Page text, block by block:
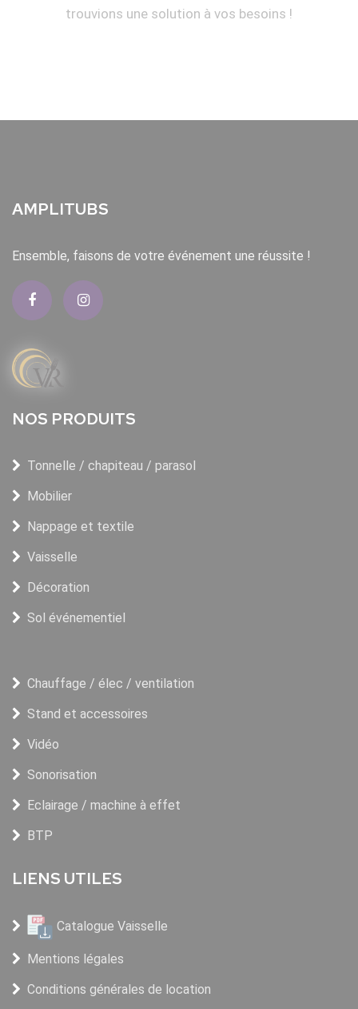
trouvions une solution à vos besoins !
AMPLITUBS
Ensemble, faisons de votre événement une réussite !
NOS PRODUITS
Tonnelle / chapiteau / parasol
Mobilier
Nappage et textile
Vaisselle
Décoration
Sol événementiel
Chauffage / élec / ventilation
Stand et accessoires
Vidéo
Sonorisation
Eclairage / machine à effet
BTP
LIENS UTILES
Catalogue Vaisselle
Mentions légales
Conditions générales de location